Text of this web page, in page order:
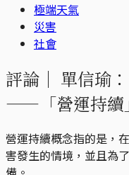
極端天氣
災害
社會
評論｜ 單信瑜
——「營運持續
營運持續概念指的是，
害發生的情境，並且為